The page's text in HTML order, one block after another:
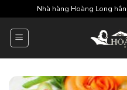
to
content
Nhà hàng Hoàng Long